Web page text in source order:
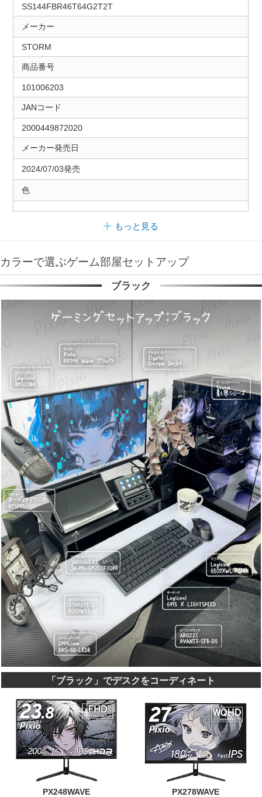
SS144FBR46T64G2T2T
メーカー
STORM
商品番号
101006203
JANコード
2000449872020
メーカー発売日
2024/07/03発売
色
もっと見る
カラーで選ぶゲーム部屋セットアップ
ブラック
「ブラック」でデスクをコーディネート
PX248WAVE PX278WAVE